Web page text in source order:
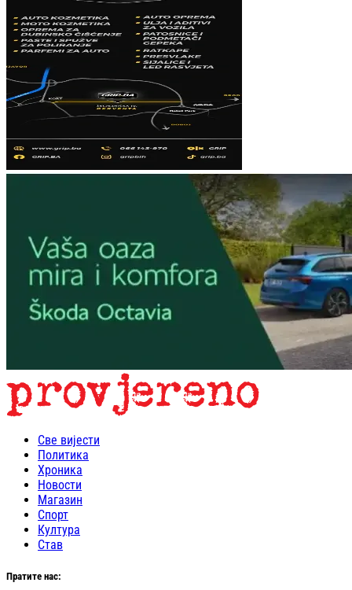
Све вијести
Политика
Хроника
Новости
Магазин
Спорт
Култура
Став
Пратите нас: